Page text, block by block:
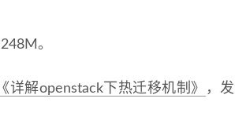
。
《详解openstack下热迁移机制》
，